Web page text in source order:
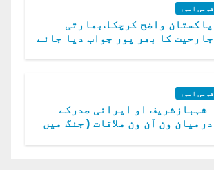
قومی امور
پاکستان واضح کرچکا.بھارتی
جارحیت کا بھر پور جواب دیا جائے
قومی امور
شہبازشریف او ایرانی صدرکے
درمیان ون آن ون ملاقات ( جنگ میں